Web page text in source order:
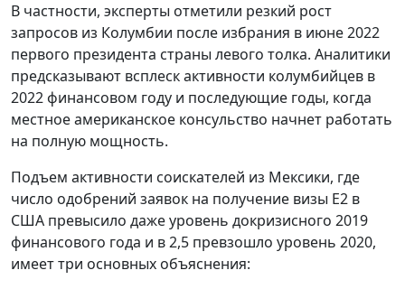
В частности, эксперты отметили резкий рост
запросов из Колумбии после избрания в июне 2022
первого президента страны левого толка. Аналитики
предсказывают всплеск активности колумбийцев в
2022 финансовом году и последующие годы, когда
местное американское консульство начнет работать
на полную мощность.
Подъем активности соискателей из Мексики, где
число одобрений заявок на получение визы E2 в
США превысило даже уровень докризисного 2019
финансового года и в 2,5 превзошло уровень 2020,
имеет три основных объяснения: